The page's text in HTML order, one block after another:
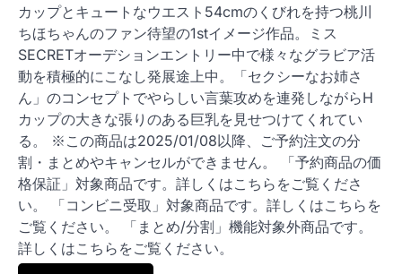
カップとキュートなウエスト54cmのくびれを持つ桃川
ちほちゃんのファン待望の1stイメージ作品。ミス
SECRETオーデションエントリー中で様々なグラビア活
動を積極的にこなし発展途上中。「セクシーなお姉さ
ん」のコンセプトでやらしい言葉攻めを連発しながらH
カップの大きな張りのある巨乳を見せつけてくれてい
る。 ※この商品は2025/01/08以降、ご予約注文の分
割・まとめやキャンセルができません。 「予約商品の価
格保証」対象商品です。詳しくはこちらをご覧くださ
い。 「コンビニ受取」対象商品です。詳しくはこちらを
ご覧ください。 「まとめ/分割」機能対象外商品です。
詳しくはこちらをご覧ください。